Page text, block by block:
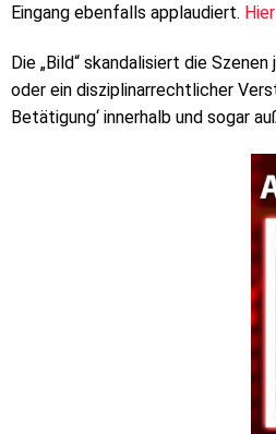
Eingang ebenfalls applaudiert.
Die „Bild“ skandalisiert die
oder ein disziplinarrechtlicher
Betätigung‘ innerhalb und sogar